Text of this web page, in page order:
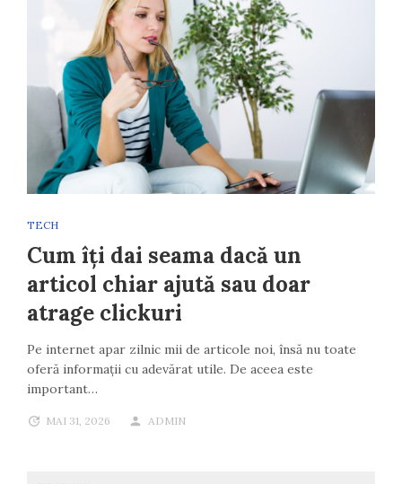
TECH
Cum îți dai seama dacă un
articol chiar ajută sau doar
atrage clickuri
Pe internet apar zilnic mii de articole noi, însă nu toate
oferă informații cu adevărat utile. De aceea este
important…
MAI 31, 2026 ADMIN